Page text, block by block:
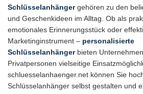
Schlüsselanhängergehören zu den
und Geschenkideen im Alltag. Ob als
emotionales Erinnerungsstück oder
Marketinginstrument – personalisierte
Schlüsselanhänger bieten
Privatpersonen vielseitige
schluesselanhaenger.net können Sie
Schlüsselanhänger selbst gestalten und